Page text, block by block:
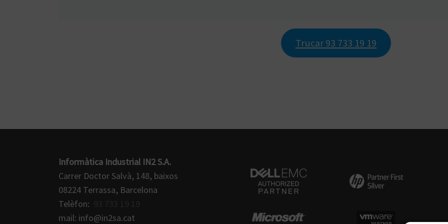
Trucar 93 733 19 19
Informàtica Industrial IN2 S.A.
Carrer Doctor Salvà, 148, baixos
08224 Terrassa, Barcelona
Telèfon:
mail: info@in2sa.cat